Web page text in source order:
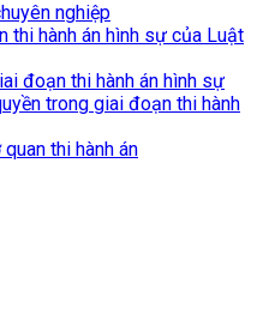
nghiệp
thi hành án hình sự của Luật
đoạn thi hành án hình sự
trong giai đoạn thi hành
thi hành án